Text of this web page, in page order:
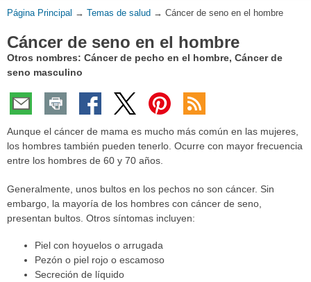
campo
de
Usted
aquí:
Página Principal → Temas de salud → Cáncer de seno en el hombre
Cáncer de seno en el hombre
Otros nombres: Cáncer de pecho en el hombre, Cáncer de
seno masculino
Aunque el cáncer de mama es mucho más común en las mujeres,
los hombres también pueden tenerlo. Ocurre con mayor frecuencia
entre los hombres de 60 y 70 años.
Generalmente, unos bultos en los pechos no son cáncer. Sin
embargo, la mayoría de los hombres con cáncer de seno,
presentan bultos. Otros síntomas incluyen:
Piel con hoyuelos o arrugada
Pezón o piel rojo o escamoso
Secreción de líquido